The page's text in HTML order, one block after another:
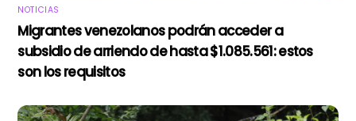
NOTICIAS
Migrantes venezolanos podrán acceder a
subsidio de arriendo de hasta $1.085.561: estos
son los requisitos